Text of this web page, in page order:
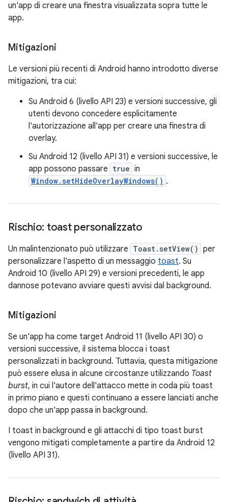
un'app di creare una finestra visualizzata sopra tutte le
app.
Mitigazioni
Le versioni più recenti di Android hanno introdotto diverse
mitigazioni, tra cui:
Su Android 6 (livello API 23) e versioni successive, gli
utenti devono concedere esplicitamente
l'autorizzazione all'app per creare una finestra di
overlay.
Su Android 12 (livello API 31) e versioni successive, le
app possono passare true in
Window.setHideOverlayWindows() .
Rischio: toast personalizzato
Un malintenzionato può utilizzare Toast.setView() per
personalizzare l'aspetto di un messaggio toast. Su
Android 10 (livello API 29) e versioni precedenti, le app
dannose potevano avviare questi avvisi dal background.
Mitigazioni
Se un'app ha come target Android 11 (livello API 30) o
versioni successive, il sistema blocca i toast
personalizzati in background. Tuttavia, questa mitigazione
può essere elusa in alcune circostanze utilizzando Toast
burst, in cui l'autore dell'attacco mette in coda più toast
in primo piano e questi continuano a essere lanciati anche
dopo che un'app passa in background.
I toast in background e gli attacchi di tipo toast burst
vengono mitigati completamente a partire da Android 12
(livello API 31).